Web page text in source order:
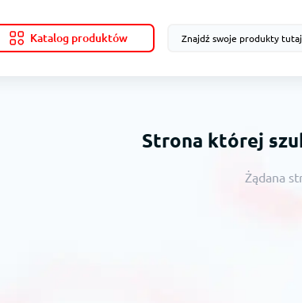
Katalog produktów
Strona której
Żądana